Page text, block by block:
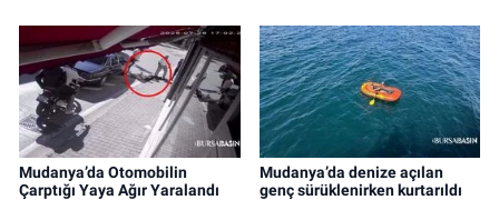
Mudanya’da Otomobilin
Çarptığı Yaya Ağır Yaralandı
Mudanya’da denize açılan
genç sürüklenirken kurtarıldı